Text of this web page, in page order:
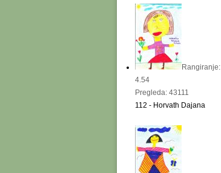
Rangiranje:
4.54
Pregleda: 43111
112 - Horvath Dajana